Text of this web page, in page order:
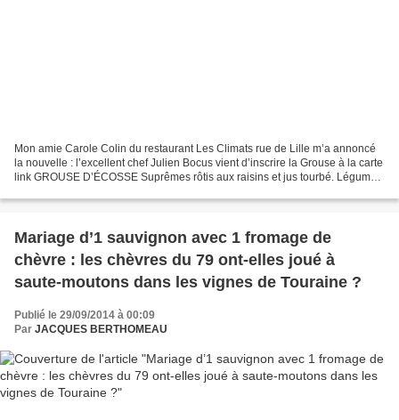
Mon amie Carole Colin du restaurant Les Climats rue de Lille m’a annoncé
la nouvelle : l’excellent chef Julien Bocus vient d’inscrire la Grouse à la carte
link GROUSE D’ÉCOSSE Suprêmes rôtis aux raisins et jus tourbé. Légumes
Mariage d’1 sauvignon avec 1 fromage de
chèvre : les chèvres du 79 ont-elles joué à
saute-moutons dans les vignes de Touraine ?
Publié le 29/09/2014 à 00:09
Par JACQUES BERTHOMEAU